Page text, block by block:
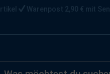
Warenpost 2,90 € mit